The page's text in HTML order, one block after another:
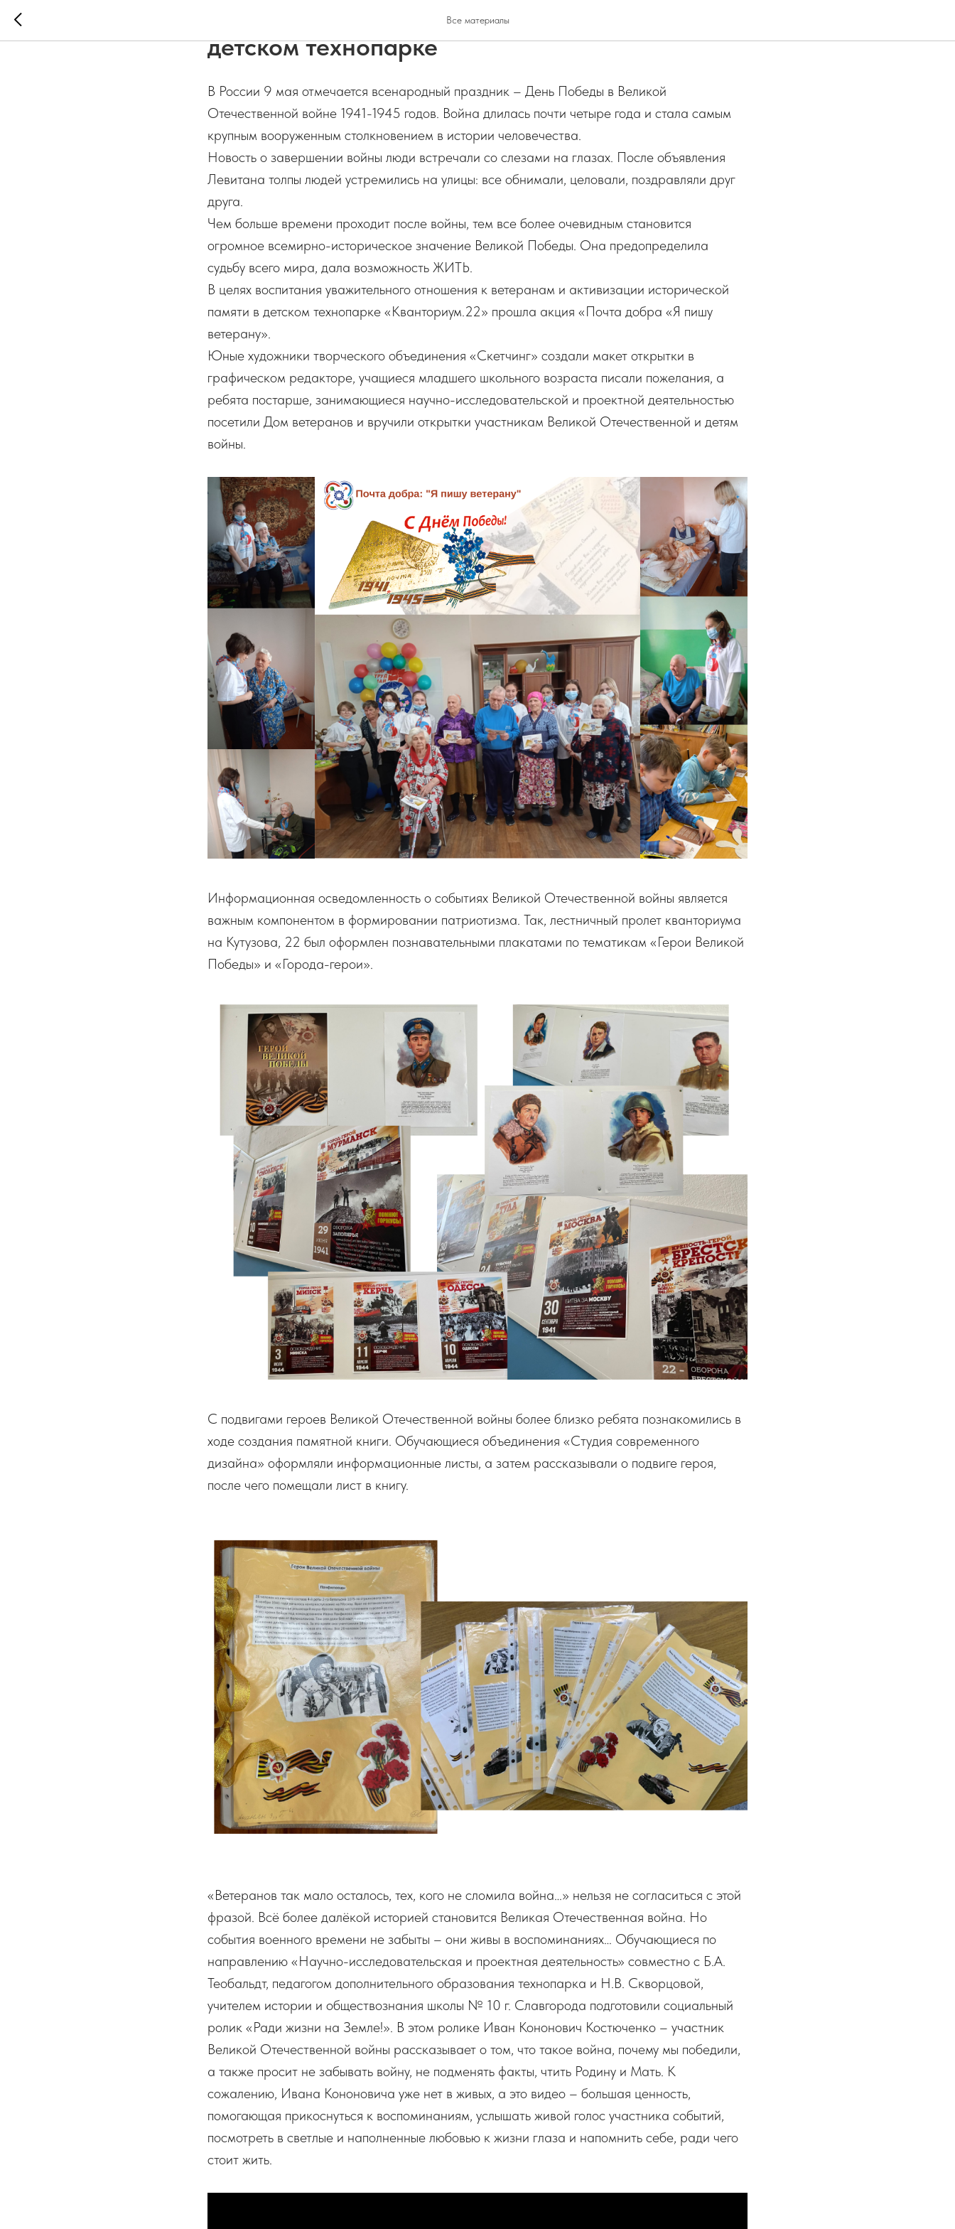
Все материалы
Радость со слезами на глазах: День Победы в
детском технопарке
В России 9 мая отмечается всенародный праздник – День Победы в Великой
Отечественной войне 1941-1945 годов. Война длилась почти четыре года и стала самым
крупным вооруженным столкновением в истории человечества.
Новость о завершении войны люди встречали со слезами на глазах. После объявления
Левитана толпы людей устремились на улицы: все обнимали, целовали, поздравляли друг
друга.
Чем больше времени проходит после войны, тем все более очевидным становится
огромное всемирно-историческое значение Великой Победы. Она предопределила
судьбу всего мира, дала возможность ЖИТЬ.
В целях воспитания уважительного отношения к ветеранам и активизации исторической
памяти в детском технопарке «Кванториум.22» прошла акция «Почта добра «Я пишу
ветерану».
Юные художники творческого объединения «Скетчинг» создали макет открытки в
графическом редакторе, учащиеся младшего школьного возраста писали пожелания, а
ребята постарше, занимающиеся научно-исследовательской и проектной деятельностью
посетили Дом ветеранов и вручили открытки участникам Великой Отечественной и детям
войны.
Информационная осведомленность о событиях Великой Отечественной войны является
важным компонентом в формировании патриотизма. Так, лестничный пролет кванториума
на Кутузова, 22 был оформлен познавательными плакатами по тематикам «Герои Великой
Победы» и «Города-герои».
С подвигами героев Великой Отечественной войны более близко ребята познакомились в
ходе создания памятной книги. Обучающиеся объединения «Студия современного
дизайна» оформляли информационные листы, а затем рассказывали о подвиге героя,
после чего помещали лист в книгу.
«Ветеранов так мало осталось, тех, кого не сломила война…» нельзя не согласиться с этой
фразой. Всё более далёкой историей становится Великая Отечественная война. Но
события военного времени не забыты – они живы в воспоминаниях… Обучающиеся по
направлению «Научно-исследовательская и проектная деятельность» совместно с Б.А.
Теобальдт, педагогом дополнительного образования технопарка и Н.В. Скворцовой,
учителем истории и обществознания школы № 10 г. Славгорода подготовили социальный
ролик «Ради жизни на Земле!». В этом ролике Иван Кононович Костюченко – участник
Великой Отечественной войны рассказывает о том, что такое война, почему мы победили,
а также просит не забывать войну, не подменять факты, чтить Родину и Мать. К
сожалению, Ивана Кононовича уже нет в живых, а это видео – большая ценность,
помогающая прикоснуться к воспоминаниям, услышать живой голос участника событий,
посмотреть в светлые и наполненные любовью к жизни глаза и напомнить себе, ради чего
стоит жить.